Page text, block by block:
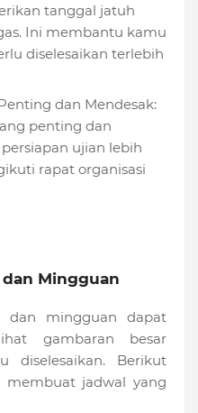
tanggal jatuh
Ini membantu kamu
diselesaikan terlebih
dan Mendesak:
penting dan
ujian lebih
rapat organisasi
dan Mingguan
dan mingguan dapat
gambaran besar
diselesaikan. Berikut
membuat jadwal yang